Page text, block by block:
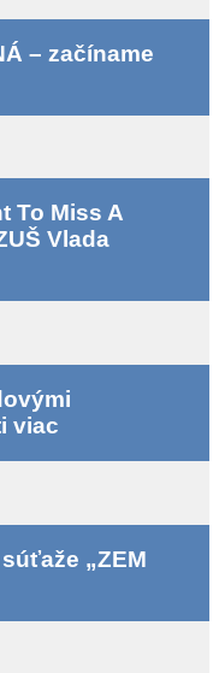
– začíname
To Miss A
Vlada
viac
„ZEM